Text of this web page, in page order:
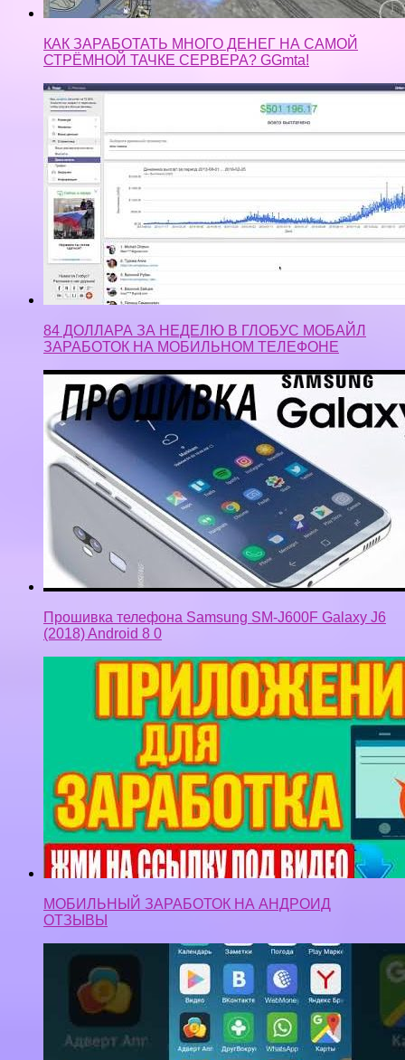
КАК ЗАРАБОТАТЬ МНОГО ДЕНЕГ НА САМОЙ
СТРЁМНОЙ ТАЧКЕ СЕРВЕРА? GGmta!
84 ДОЛЛАРА ЗА НЕДЕЛЮ В ГЛОБУС МОБАЙЛ
ЗАРАБОТОК НА МОБИЛЬНОМ ТЕЛЕФОНЕ
Прошивка телефона Samsung SM-J600F Galaxy J6
(2018) Android 8 0
МОБИЛЬНЫЙ ЗАРАБОТОК НА АНДРОИД
ОТЗЫВЫ